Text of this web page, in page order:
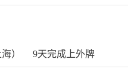
） 9天完成上外牌